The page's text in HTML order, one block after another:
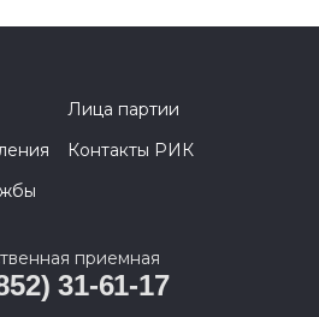
Лица партии
Контакты РИК
приемная
31-61-17